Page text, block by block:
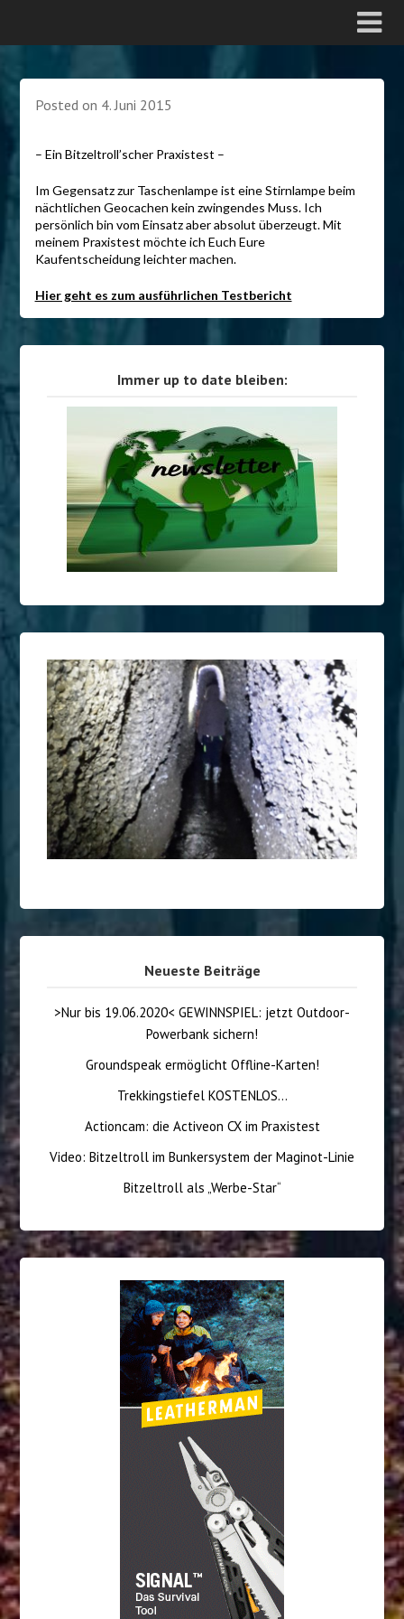
Posted on 4. Juni 2015
– Ein Bitzeltroll’scher Praxistest –
Im Gegensatz zur Taschenlampe ist eine Stirnlampe beim
nächtlichen Geocachen kein zwingendes Muss. Ich
persönlich bin vom Einsatz aber absolut überzeugt. Mit
meinem Praxistest möchte ich Euch Eure
Kaufentscheidung leichter machen.
Hier geht es zum ausführlichen Testbericht
Immer up to date bleiben:
Neueste Beiträge
>Nur bis 19.06.2020< GEWINNSPIEL: jetzt Outdoor-
Powerbank sichern!
Groundspeak ermöglicht Offline-Karten!
Trekkingstiefel KOSTENLOS…
Actioncam: die Activeon CX im Praxistest
Video: Bitzeltroll im Bunkersystem der Maginot-Linie
Bitzeltroll als „Werbe-Star“